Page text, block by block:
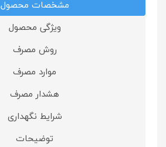
مشخصات محصول
ویژگی محصول
روش مصرف
موارد مصرف
هشدار مصرف
شرایط نگهداری
توضیحات